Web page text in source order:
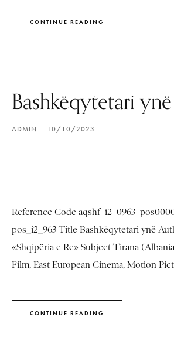
CONTINUE READING
Bashkëqytetari ynë
ADMIN 10/10/2023
Reference Code
pos_i2_963 Title Bashkëqytetari ynë
«Shqipëria e Re» Subject Tirana
Film, East European Cinema, Motion
CONTINUE READING